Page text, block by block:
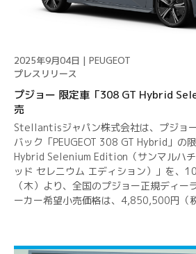
2025年9月04日 | PEUGEOT
プレスリリース
プジョー 限定車「308 GT Hybrid
売
Stellantisジャパン株式会社は、プジョ
バック「PEUGEOT 308 GT Hybrid」の
Hybrid Selenium Edition（サンマルハ
ッド セレニウム エディション）」を、
（木）より、全国のプジョー正規ディー
ーカー希望小売価格は、4,850,500円（